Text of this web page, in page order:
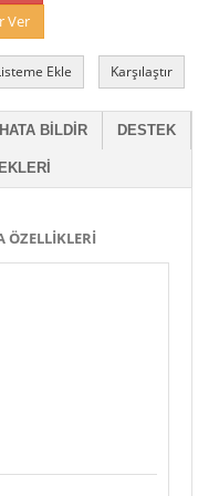
Ver
Ekle Karşılaştır
HATA BILDIR DESTEK
ÖZELLIKLERI